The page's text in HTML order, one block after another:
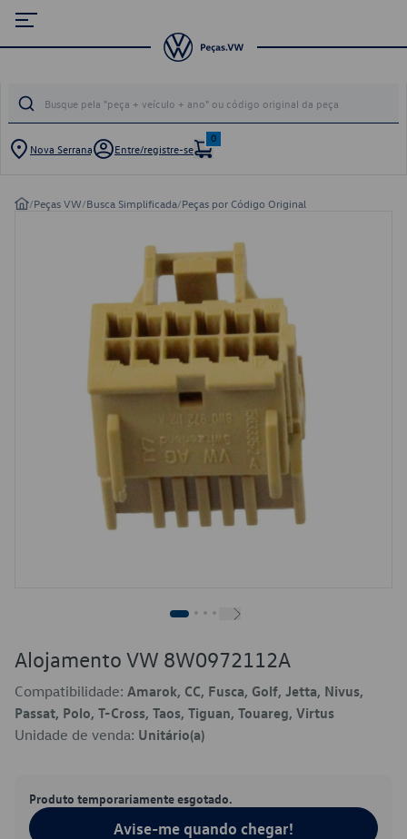
Nova Serrana Entre/registre-se
0
/Peças VW/Busca Simplificada/Peças por Código Original
Alojamento VW 8W0972112A
Compatibilidade: Amarok, CC, Fusca, Golf, Jetta, Nivus,
Passat, Polo, T-Cross, Taos, Tiguan, Touareg, Virtus
Unidade de venda: Unitário(a)
Produto temporariamente esgotado.
Avise-me quando chegar!